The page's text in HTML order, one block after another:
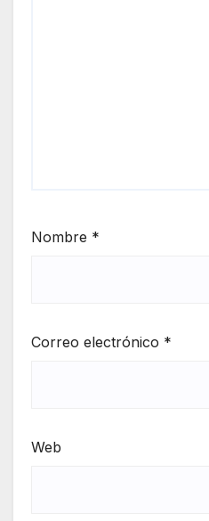
Nombre *
Correo electrónico *
Web